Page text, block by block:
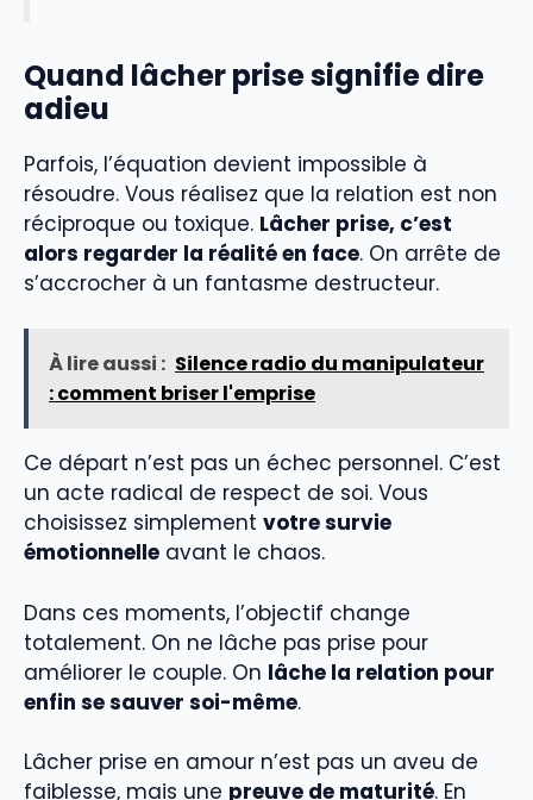
Quand lâcher prise signifie dire
adieu
Parfois, l’équation devient impossible à
résoudre. Vous réalisez que la relation est non
réciproque ou toxique. Lâcher prise, c’est
alors regarder la réalité en face. On arrête de
s’accrocher à un fantasme destructeur.
À lire aussi : Silence radio du manipulateur
: comment briser l'emprise
Ce départ n’est pas un échec personnel. C’est
un acte radical de respect de soi. Vous
choisissez simplement votre survie
émotionnelle avant le chaos.
Dans ces moments, l’objectif change
totalement. On ne lâche pas prise pour
améliorer le couple. On lâche la relation pour
enfin se sauver soi-même.
Lâcher prise en amour n’est pas un aveu de
faiblesse, mais une preuve de maturité. En